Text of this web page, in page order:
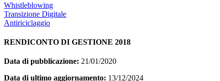
Whistleblowing
Transizione Digitale
Antiriciclaggio
RENDICONTO DI GESTIONE 2018
Data di pubblicazione: 21/01/2020
Data di ultimo aggiornamento: 13/12/2024